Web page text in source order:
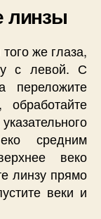
линзы
же глаза,
с левой. С
переложите
средним
веко
линзу прямо
веки и